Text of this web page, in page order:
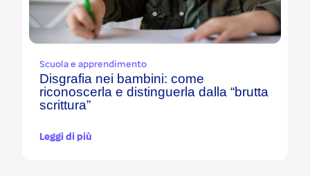
Scuola e apprendimento
Disgrafia nei bambini: come
riconoscerla e distinguerla dalla “brutta
scrittura”
Leggi di più